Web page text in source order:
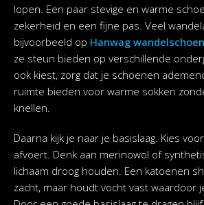
lopen. Een paar stevige en warme
zekerheid en een fijne pas. Veel
bijvoorbeeld op Hanwag
ze steun bieden op verschillende
ook kiest, zorg dat je schoenen
ruimte bieden voor warme sokken
knellen.
Daarna kijk je naar je basislaag. Kies
afvoert. Denk aan merinowol of
lichaam droog houden. Een katoenen
zacht, maar houdt vocht vast waardoor